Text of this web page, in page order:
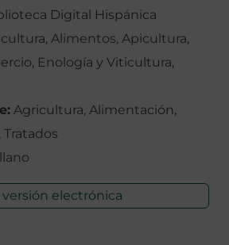
Digital Hispánica
Alimentos, Apicultura,
Enología y Viticultura,
Agricultura, Alimentación,
Tratados
versión electrónica